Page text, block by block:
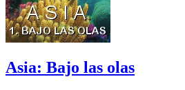
Asia: Bajo las olas